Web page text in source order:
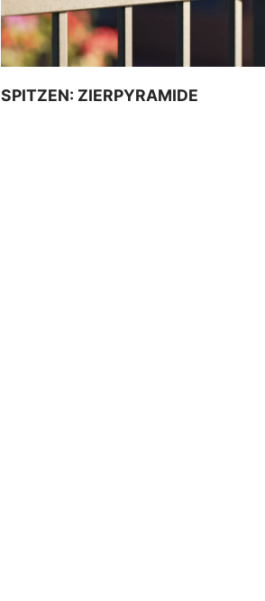
SPITZEN: ZIERPYRAMIDE